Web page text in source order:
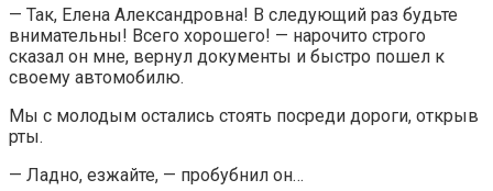
— Так, Елена Александровна! В следующий раз будьте
внимательны! Всего хорошего! — нарочито строго
сказал он мне, вернул документы и быстро пошел к
своему автомобилю.
Мы с молодым остались стоять посреди дороги, открыв
рты.
— Ладно, езжайте, — пробубнил он…